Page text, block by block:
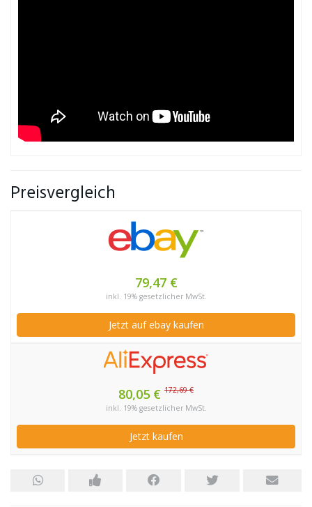
Preisvergleich
79,47 €
inkl. 19% gesetzlicher MwSt.
Jetzt auf ebay kaufen
80,05 € 172,69 €
inkl. 19% gesetzlicher MwSt.
Jetzt kaufen